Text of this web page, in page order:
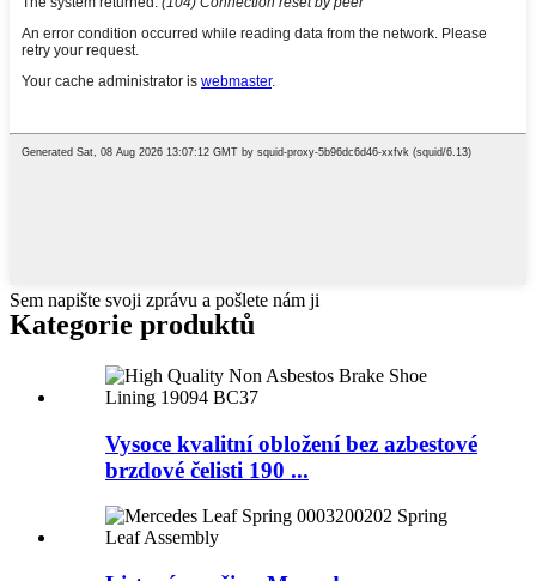
Sem napište svoji zprávu a pošlete nám ji
Kategorie produktů
Vysoce kvalitní obložení bez azbestové
brzdové čelisti 190 ...